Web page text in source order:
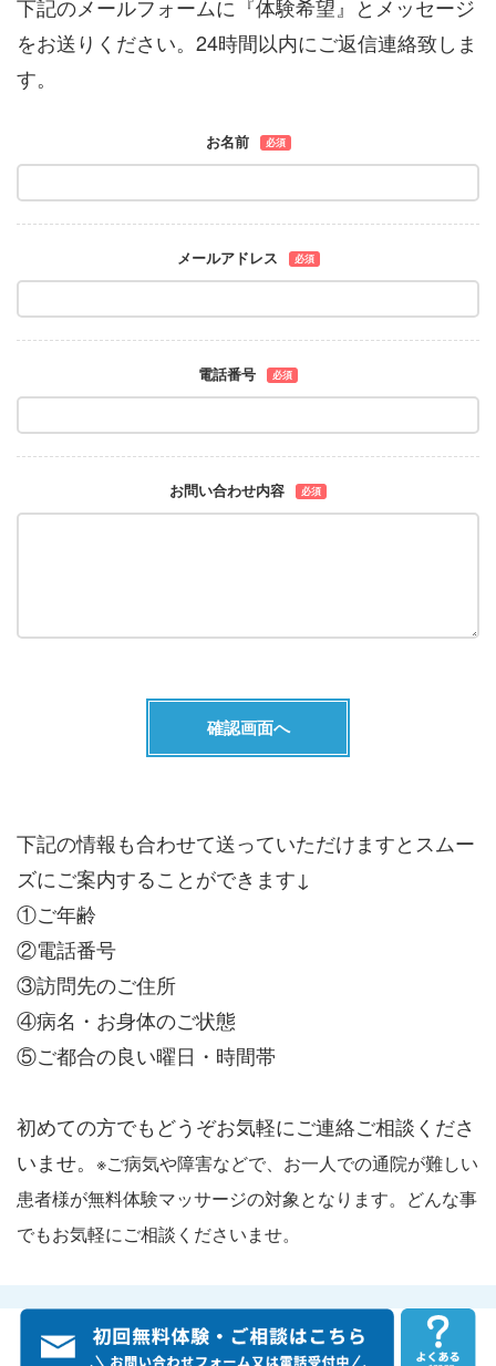
下記のメールフォームに『体験希望』とメッセージ
をお送りください。24時間以内にご返信連絡致しま
す。
お名前 必須
メールアドレス 必須
電話番号 必須
お問い合わせ内容 必須
下記の情報も合わせて送っていただけますとスムー
ズにご案内することができます↓
①ご年齢
②電話番号
③訪問先のご住所
④病名・お身体のご状態
⑤ご都合の良い曜日・時間帯
初めての方でもどうぞお気軽にご連絡ご相談くださ
いませ。 ※ご病気や障害などで、お一人での通院が難しい
患者様が無料体験マッサージの対象となります。どんな事
でもお気軽にご相談くださいませ。